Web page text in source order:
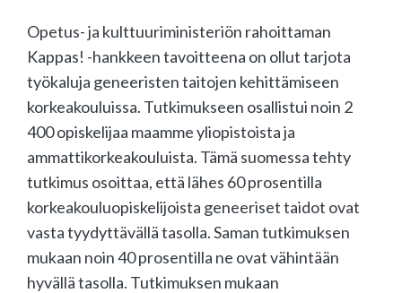
Opetus- ja kulttuuriministeriön rahoittaman
Kappas! -hankkeen tavoitteena on ollut tarjota
työkaluja geneeristen taitojen kehittämiseen
korkeakouluissa. Tutkimukseen osallistui noin 2
400 opiskelijaa maamme yliopistoista ja
ammattikorkeakouluista. Tämä suomessa tehty
tutkimus osoittaa, että lähes 60 prosentilla
korkeakouluopiskelijoista geneeriset taidot ovat
vasta tyydyttävällä tasolla. Saman tutkimuksen
mukaan noin 40 prosentilla ne ovat vähintään
hyvällä tasolla. Tutkimuksen mukaan